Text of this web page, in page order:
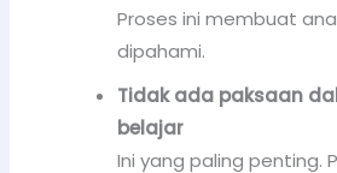
Proses ini membuat
dipahami.
Tidak ada paksaan
belajar
Ini yang paling penting.